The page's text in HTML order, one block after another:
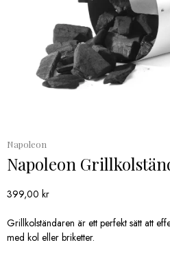
Napoleon
Napoleon
399,00 kr
Grillkolständaren är ett perfekt sätt att
med kol eller briketter.